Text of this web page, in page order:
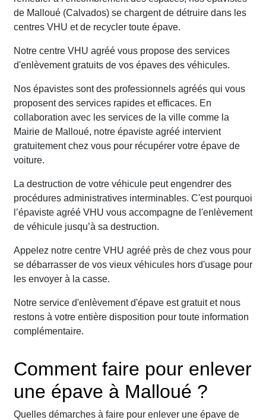
de Malloué (Calvados) se chargent de détruire dans les
centres VHU et de recycler toute épave.
Notre centre VHU agréé vous propose des services
d'enlèvement gratuits de vos épaves des véhicules.
Nos épavistes sont des professionnels agréés qui vous
proposent des services rapides et efficaces. En
collaboration avec les services de la ville comme la
Mairie de Malloué, notre épaviste agréé intervient
gratuitement chez vous pour récupérer votre épave de
voiture.
La destruction de votre véhicule peut engendrer des
procédures administratives interminables. C'est pourquoi
l’épaviste agréé VHU vous accompagne de l'enlèvement
de véhicule jusqu’à sa destruction.
Appelez notre centre VHU agréé près de chez vous pour
se débarrasser de vos vieux véhicules hors d'usage pour
les envoyer à la casse.
Notre service d'enlèvement d'épave est gratuit et nous
restons à votre entière disposition pour toute information
complémentaire.
Comment faire pour enlever
une épave à Malloué ?
Quelles démarches à faire pour enlever une épave de